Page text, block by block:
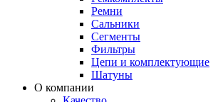
Ремни
Сальники
Сегменты
Фильтры
Цепи и комплектующие
Шатуны
О компании